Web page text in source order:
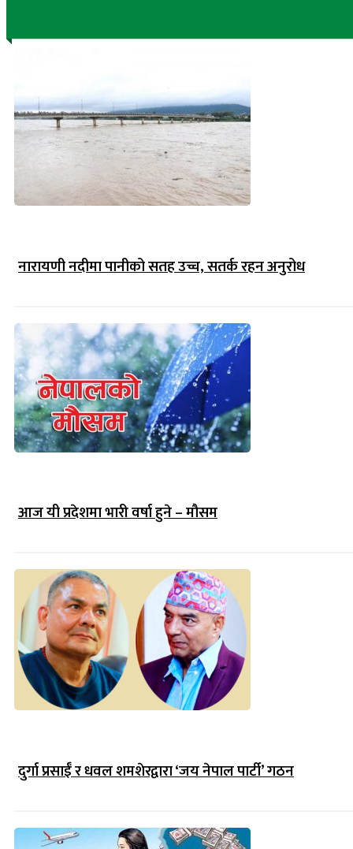
नारायणी नदीमा पानीको सतह उच्च, सतर्क रहन अनुरोध
आज यी प्रदेशमा भारी वर्षा हुने – मौसम
दुर्गा प्रसाईँ र धवल शमशेरद्वारा ‘जय नेपाल पार्टी’ गठन